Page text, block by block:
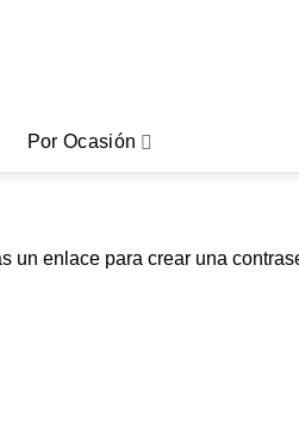
Por Ocasión
un enlace para crear una